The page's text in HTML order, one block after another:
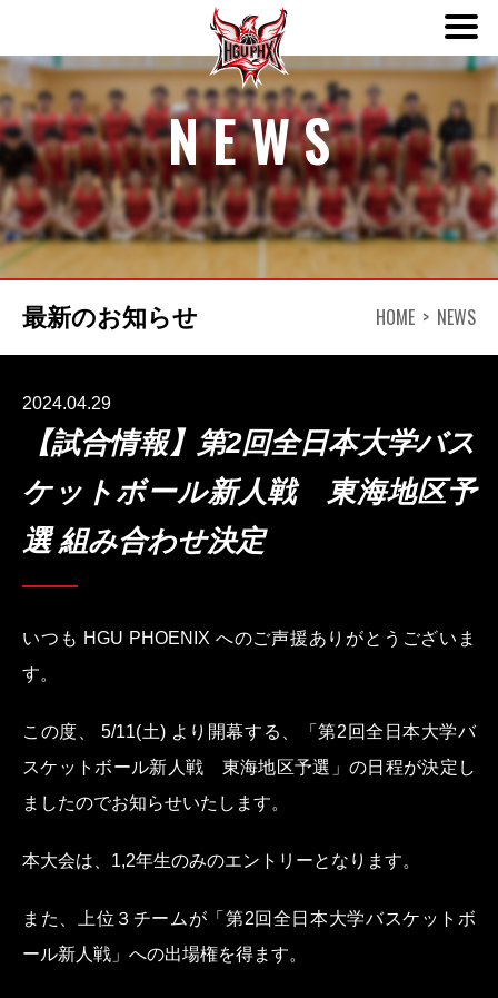
ABOUT
TEAM
SCHEDULE
NEWS
CONTACT
NEWS
最新のお知らせ HOME NEWS
2024.04.29
【試合情報】第2回全日本大学バス
ケットボール新人戦 東海地区予
選 組み合わせ決定
いつも HGU PHOENIX へのご声援ありがとうございま
す。
この度、 5/11(土) より開幕する、「第2回全日本大学バ
スケットボール新人戦 東海地区予選」の日程が決定し
ましたのでお知らせいたします。
本大会は、1,2年生のみのエントリーとなります。
また、上位３チームが「第2回全日本大学バスケットボ
ール新人戦」への出場権を得ます。